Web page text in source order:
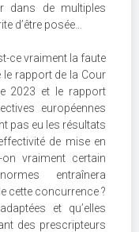
dans de multiples
d’être posée…
ce vraiment la faute
le rapport de la Cour
2023 et le rapport
européennes
pas eu les résultats
de mise en
vraiment certain
entraînera
cette concurrence ?
et qu’elles
des prescripteurs